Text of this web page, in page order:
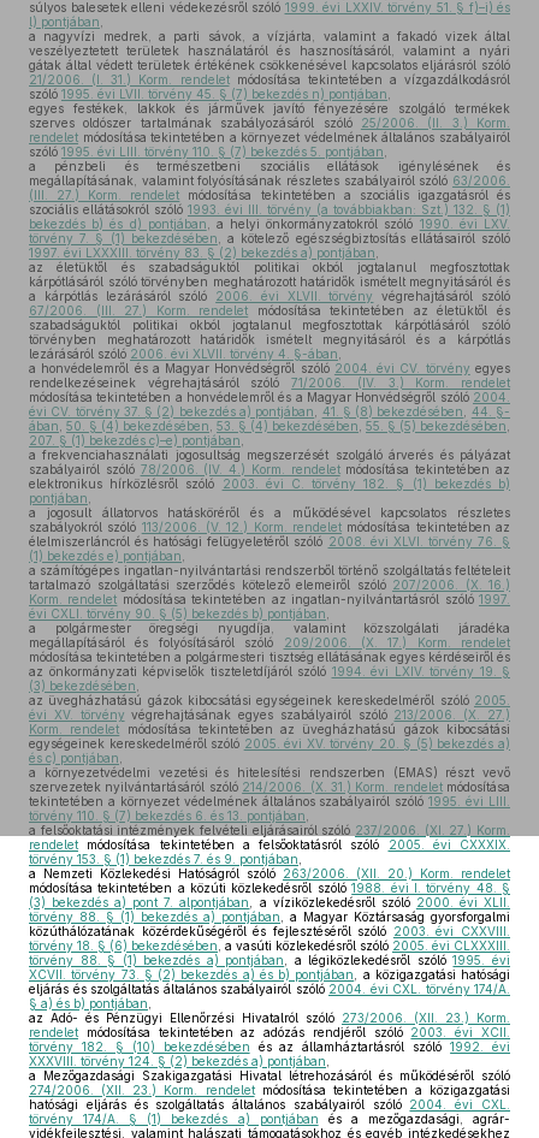
súlyos balesetek elleni védekezésről szóló 1999. évi LXXIV. törvény 51. § f)–i) és
l) pontjában
a nagyvízi medrek, a parti sávok, a vízjárta, valamint a fakadó vizek által
veszélyeztetett területek használatáról és hasznosításáról, valamint a nyári
gátak által védett területek értékének csökkenésével kapcsolatos eljárásról szóló
21/2006. (I. 31.) Korm. rendeletmódosítása tekintetében a vízgazdálkodásról
szóló 1995. évi LVII. törvény 45. § (7) bekezdés n) pontjában
egyes festékek, lakkok és járművek javító fényezésére szolgáló termékek
szerves oldószer tartalmának szabályozásáról szóló 25/2006. (II. 3.) Korm.
rendelet módosítása tekintetében a környezet védelmének általános szabályairól
szóló 1995. évi LIII. törvény 110. § (7) bekezdés 5. pontjában
a pénzbeli és természetbeni szociális ellátások igénylésének és
megállapításának, valamint folyósításának részletes szabályairól szóló 63/2006.
(III. 27.) Korm. rendelet módosítása tekintetében a szociális igazgatásról és
szociális ellátásokról szóló 1993. évi III. törvény (a továbbiakban: Szt.) 132. § (1)
bekezdés b) és d) pontjában , a helyi önkormányzatokról szóló 1990. évi LXV.
törvény 7. § (1) bekezdésében , a kötelező egészségbiztosítás ellátásairól szóló
1997. évi LXXXIII. törvény 83. § (2) bekezdés a) pontjában
az életüktől és szabadságuktól politikai okból jogtalanul megfosztottak
kárpótlásáról szóló törvényben meghatározott határidők ismételt megnyitásáról és
a kárpótlás lezárásáról szóló 2006. évi XLVII. törvény
végrehajtásáról szóló
67/2006. (III. 27.) Korm. rendelet módosítása tekintetében az életüktől és
szabadságuktól politikai okból jogtalanul megfosztottak kárpótlásáról szóló
törvényben meghatározott határidők ismételt megnyitásáról és a kárpótlás
lezárásáról szóló 2006. évi XLVII. törvény 4. §-ában
a honvédelemről és a Magyar Honvédségről szóló 2004. évi CV. törvény egyes
rendelkezéseinek végrehajtásáról szóló71/2006. (IV. 3.) Korm. rendelet
módosítása tekintetében a honvédelemről és a Magyar Honvédségről szóló 2004.
évi CV. törvény 37. § (2) bekezdés a) pontjában
41. § (8) bekezdésében
44. §-
ában 50. § (4) bekezdésében 53. § (4) bekezdésében 55. § (5) bekezdésében
207. § (1) bekezdés c)–e) pontjában
a frekvenciahasználati jogosultság megszerzését szolgáló árverés és pályázat
szabályairól szóló 78/2006. (IV. 4.) Korm. rendeletmódosítása tekintetében az
elektronikus hírközlésről szóló
2003. évi C. törvény 182. § (1) bekezdés b)
pontjában
a jogosult állatorvos hatásköréről és a működésével kapcsolatos részletes
szabályokról szóló 113/2006. (V. 12.) Korm. rendelet módosítása tekintetében az
élelmiszerláncról és hatósági felügyeletéről szóló 2008. évi XLVI. törvény 76. §
(1) bekezdés e) pontjában
a számítógépes ingatlan-nyilvántartási rendszerből történő szolgáltatás feltételeit
tartalmazó szolgáltatási szerződés kötelező elemeiről szóló 207/2006. (X. 16.)
Korm. rendelet módosítása tekintetében az ingatlan-nyilvántartásról szóló1997.
évi CXLI. törvény 90. § (5) bekezdés b) pontjában
a polgármester öregségi nyugdíja, valamint közszolgálati járadéka
megállapításáról és folyósításáról szóló
209/2006. (X. 17.) Korm. rendelet
módosítása tekintetében a polgármesteri tisztség ellátásának egyes kérdéseiről és
az önkormányzati képviselők tiszteletdíjáról szóló 1994. évi LXIV. törvény 19. §
(3) bekezdésében
az üvegházhatású gázok kibocsátási egységeinek kereskedelméről szóló 2005.
évi XV. törvény végrehajtásának egyes szabályairól szóló 213/2006. (X. 27.)
Korm. rendelet módosítása tekintetében az üvegházhatású gázok kibocsátási
egységeinek kereskedelméről szóló 2005. évi XV. törvény 20. § (5) bekezdés a)
és c) pontjában
a környezetvédelmi vezetési és hitelesítési rendszerben (EMAS) részt vevő
szervezetek nyilvántartásáról szóló 214/2006. (X. 31.) Korm. rendeletmódosítása
tekintetében a környezet védelmének általános szabályairól szóló1995. évi LIII.
törvény 110. § (7) bekezdés 6. és 13. pontjában
a felsőoktatási intézmények felvételi eljárásairól szóló 237/2006. (XI. 27.) Korm.
rendelet módosítása tekintetében a felsőoktatásról szóló
2005. évi CXXXIX.
törvény 153. § (1) bekezdés 7. és 9. pontjában
a Nemzeti Közlekedési Hatóságról szóló 263/2006. (XII. 20.) Korm. rendelet
módosítása tekintetében a közúti közlekedésről szóló1988. évi I. törvény 48. §
(3) bekezdés a) pont 7. alpontjában
, a víziközlekedésről szóló 2000. évi XLII.
törvény 88. § (1) bekezdés a) pontjában , a Magyar Köztársaság gyorsforgalmi
közúthálózatának közérdekűségéről és fejlesztéséről szóló 2003. évi CXXVIII.
törvény 18. § (6) bekezdésében , a vasúti közlekedésről szóló 2005. évi CLXXXIII.
törvény 88. § (1) bekezdés a) pontjában
, a légiközlekedésről szóló1995. évi
XCVII. törvény 73. § (2) bekezdés a) és b) pontjában
, a közigazgatási hatósági
eljárás és szolgáltatás általános szabályairól szóló 2004. évi CXL. törvény 174/A.
§ a) és b) pontjában
az Adó- és Pénzügyi Ellenőrzési Hivatalról szóló 273/2006. (XII. 23.) Korm.
rendelet módosítása tekintetében az adózás rendjéről szóló 2003. évi XCII.
törvény 182. § (10) bekezdésében és az államháztartásról szóló1992. évi
XXXVIII. törvény 124. § (2) bekezdés a) pontjában
a Mezőgazdasági Szakigazgatási Hivatal létrehozásáról és működéséről szóló
274/2006. (XII. 23.) Korm. rendeletmódosítása tekintetében a közigazgatási
hatósági eljárás és szolgáltatás általános szabályairól szóló 2004. évi CXL.
törvény 174/A. § (1) bekezdés a) pontjában és a mezőgazdasági, agrár-
vidékfejlesztési, valamint halászati támogatásokhoz és egyéb intézkedésekhez